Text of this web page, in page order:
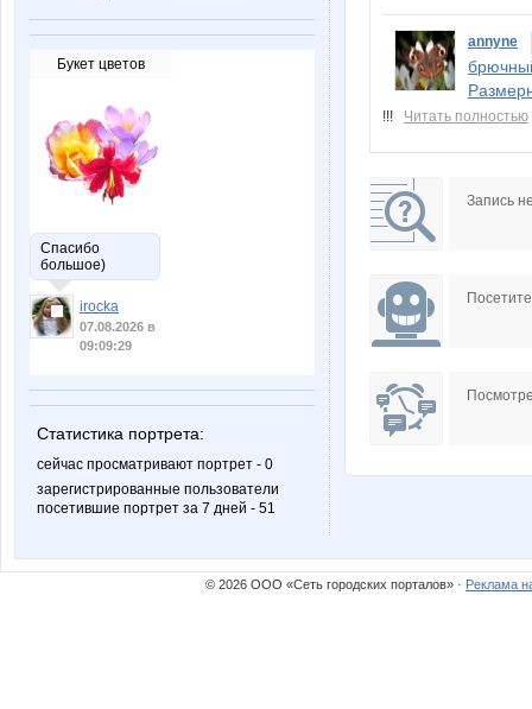
Букет цветов
Спасибо
большое)
irocka
07.08.2026 в
09:09:29
Статистика портрета:
сейчас просматривают портрет - 0
зарегистрированные пользователи
посетившие портрет за 7 дней - 51
annyne
!!! Читать полностью
Запись
© 2026 ООО «Сеть городских порталов» · Реклама